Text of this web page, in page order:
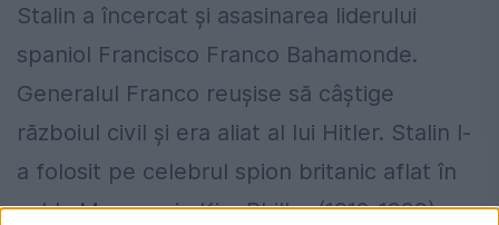
Stalin a încercat și asasinarea liderului
spaniol Francisco Franco Bahamonde.
Generalul Franco reușise să câștige
războiul civil și era aliat al lui Hitler. Stalin l-
a folosit pe celebrul spion britanic aflat în
solda Moscovei, Kim Philby (1912-1988),